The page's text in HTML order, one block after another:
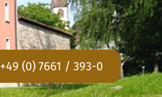
+49 (0) 7661 / 393-0